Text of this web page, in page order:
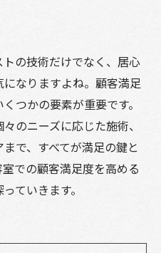
の技術だけでなく、居心
なりますよね。顧客満足
つかの要素が重要です。
のニーズに応じた施術、
で、すべてが満足の鍵と
での顧客満足度を高める
ていきます。